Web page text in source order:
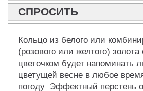
СПРОСИТЬ
Кольцо из белого или
(розового или желтого)
цветочком будет напоминать
цветущей весне в любое
погоду. Эффектный перстень